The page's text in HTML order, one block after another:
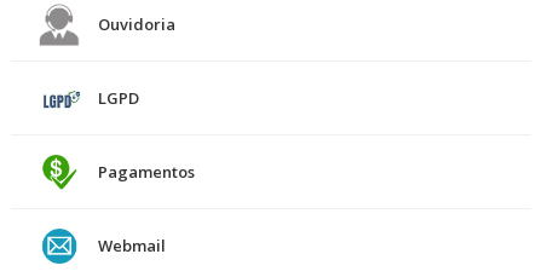
Ouvidoria
LGPD
Pagamentos
Webmail